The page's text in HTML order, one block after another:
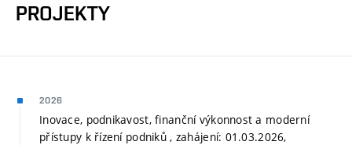
PROJEKTY
2026
Inovace, podnikavost, finanční výkonnost a moderní
přístupy k řízení podniků , zahájení: 01.03.2026,